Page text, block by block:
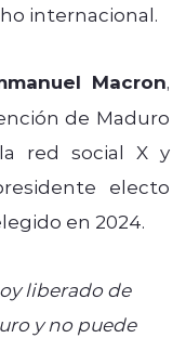
internacional.
Macron,
de Maduro
red social X y
electo
en 2024.
liberado de
y no puede